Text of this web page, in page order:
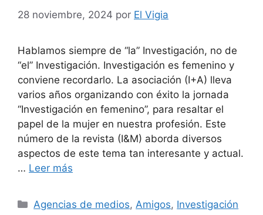
28 noviembre, 2024 por El Vigia
Hablamos siempre de “la” Investigación, no de
“el” Investigación. Investigación es femenino y
conviene recordarlo. La asociación (I+A) lleva
varios años organizando con éxito la jornada
“Investigación en femenino”, para resaltar el
papel de la mujer en nuestra profesión. Este
número de la revista (I&M) aborda diversos
aspectos de este tema tan interesante y actual.
… Leer más
Categorías
Agencias de medios, Amigos, Investigación